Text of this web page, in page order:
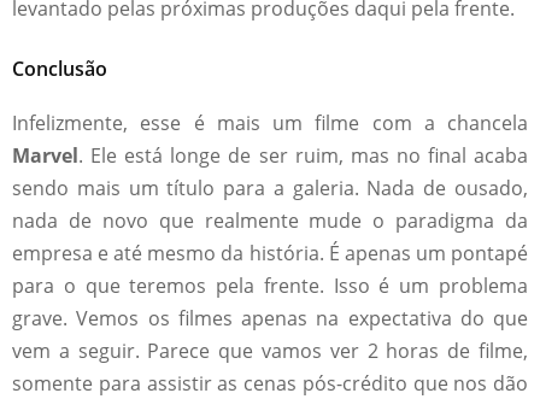
levantado pelas próximas produções daqui pela frente.
Conclusão
Infelizmente, esse é mais um filme com a chancela
Marvel. Ele está longe de ser ruim, mas no final acaba
sendo mais um título para a galeria. Nada de ousado,
nada de novo que realmente mude o paradigma da
empresa e até mesmo da história. É apenas um pontapé
para o que teremos pela frente. Isso é um problema
grave. Vemos os filmes apenas na expectativa do que
vem a seguir. Parece que vamos ver 2 horas de filme,
somente para assistir as cenas pós-crédito que nos dão